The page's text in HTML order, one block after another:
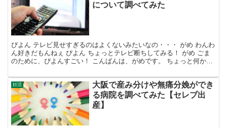
について調べてみた
ぴよん テレビ見せすぎるのはよくないみたいなの・・・ がめ わんわ
ん好きだもんねぇ ぴよん ちょっとテレビ断ちしてみる！ がめ ごま
のために、ぴよんすごい！ こんばんは、がめです。 ちょっと何かし
妊活
大阪で産み分けや無痛分娩ができ
る病院を調べてみた【セレブ出
産】